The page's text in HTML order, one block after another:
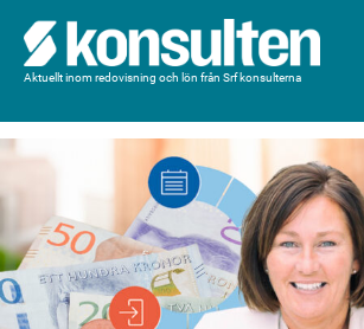
Aktuellt inom redovisning och lön från Srf konsulterna